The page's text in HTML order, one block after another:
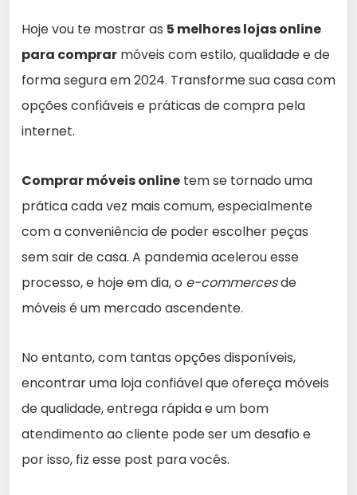
Hoje vou te mostrar as 5 melhores lojas online
para comprar móveis com estilo, qualidade e de
forma segura em 2024. Transforme sua casa com
opções confiáveis e práticas de compra pela
internet.
Comprar móveis online tem se tornado uma
prática cada vez mais comum, especialmente
com a conveniência de poder escolher peças
sem sair de casa. A pandemia acelerou esse
processo, e hoje em dia, o e-commercesde
móveis é um mercado ascendente.
No entanto, com tantas opções disponíveis,
encontrar uma loja confiável que ofereça móveis
de qualidade, entrega rápida e um bom
atendimento ao cliente pode ser um desafio e
por isso, fiz esse post para vocês.